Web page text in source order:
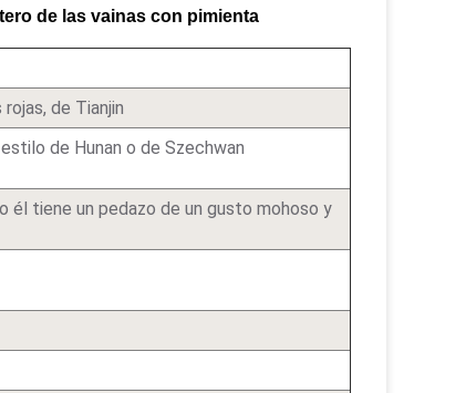
de las vainas con pimienta
de Tianjin
de Hunan o de Szechwan
él tiene un pedazo de un gusto mohoso y